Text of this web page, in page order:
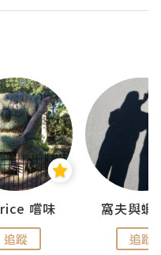
嚐味
追蹤
窩夫與蝦
追蹤